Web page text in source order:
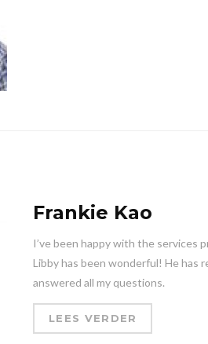
Frankie Kao
I’ve been happy with the services
Libby has been wonderful! He has
answered all my questions.
LEES VERDER